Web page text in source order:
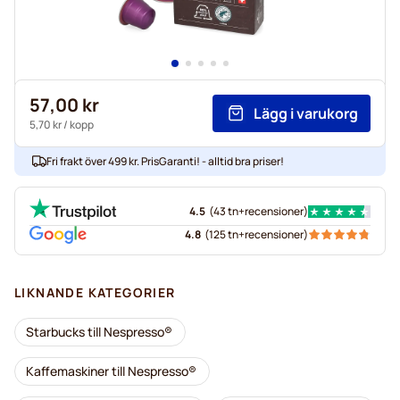
57,00 kr
5,70 kr/ kopp
Lägg i varukorg
Fri frakt över 499 kr. PrisGaranti! - alltid bra priser!
4.5 (43 tn+recensioner)
4.8 (125 tn+recensioner)
LIKNANDE KATEGORIER
Starbucks till Nespresso®
Kaffemaskiner till Nespresso®